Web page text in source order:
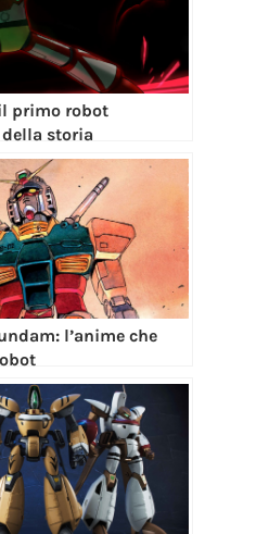
primo robot
storia
l’anime che